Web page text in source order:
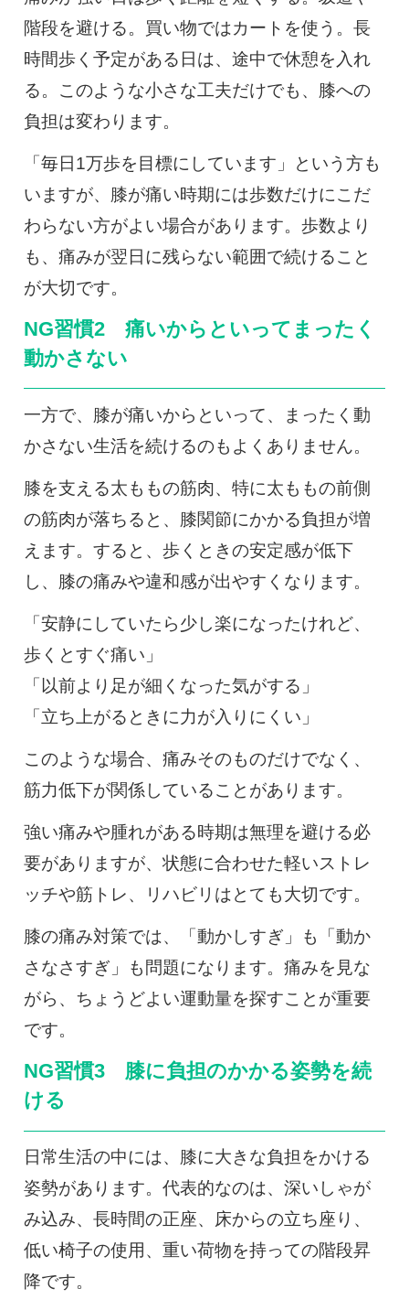
階段を避ける。買い物ではカートを使う。長
時間歩く予定がある日は、途中で休憩を入れ
る。このような小さな工夫だけでも、膝への
負担は変わります。
「毎日1万歩を目標にしています」という方も
いますが、膝が痛い時期には歩数だけにこだ
わらない方がよい場合があります。歩数より
も、痛みが翌日に残らない範囲で続けること
が大切です。
NG習慣2 痛いからといってまったく
動かさない
一方で、膝が痛いからといって、まったく動
かさない生活を続けるのもよくありません。
膝を支える太ももの筋肉、特に太ももの前側
の筋肉が落ちると、膝関節にかかる負担が増
えます。すると、歩くときの安定感が低下
し、膝の痛みや違和感が出やすくなります。
「安静にしていたら少し楽になったけれど、
歩くとすぐ痛い」
「以前より足が細くなった気がする」
「立ち上がるときに力が入りにくい」
このような場合、痛みそのものだけでなく、
筋力低下が関係していることがあります。
強い痛みや腫れがある時期は無理を避ける必
要がありますが、状態に合わせた軽いストレ
ッチや筋トレ、リハビリはとても大切です。
膝の痛み対策では、「動かしすぎ」も「動か
さなさすぎ」も問題になります。痛みを見な
がら、ちょうどよい運動量を探すことが重要
です。
NG習慣3 膝に負担のかかる姿勢を続
ける
日常生活の中には、膝に大きな負担をかける
姿勢があります。代表的なのは、深いしゃが
み込み、長時間の正座、床からの立ち座り、
低い椅子の使用、重い荷物を持っての階段昇
降です。